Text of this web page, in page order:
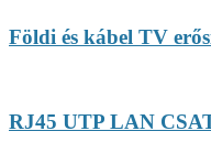
Földi és kábel TV
RJ45 UTP LAN